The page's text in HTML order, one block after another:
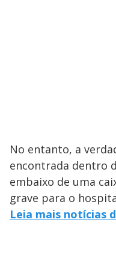
No entanto, a
encontrada dentro
embaixo de uma
grave para o
Leia mais notícias